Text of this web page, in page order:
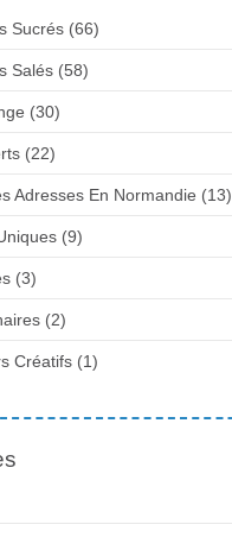
Sucrés (66)
Salés (58)
(30)
(22)
Adresses En Normandie (13)
(9)
(3)
(2)
Créatifs (1)